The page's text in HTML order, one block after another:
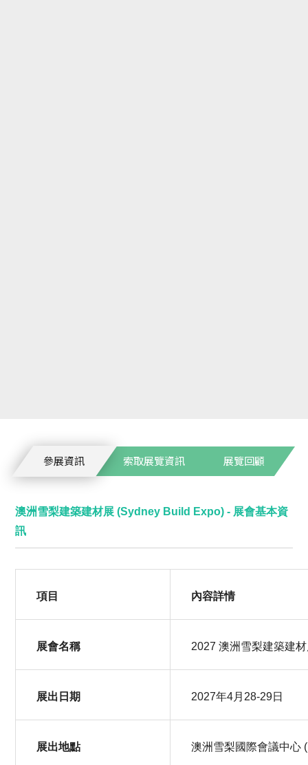
參展資訊 索取展覽資訊 展覽回顧
澳洲雪梨建築建材展 (Sydney Build Expo) - 展會基本資
訊
項目 內容詳情
展會名稱 2027 澳洲雪梨建築建
展出日期 2027年4月28-29日
展出地點 澳洲雪梨國際會議中心